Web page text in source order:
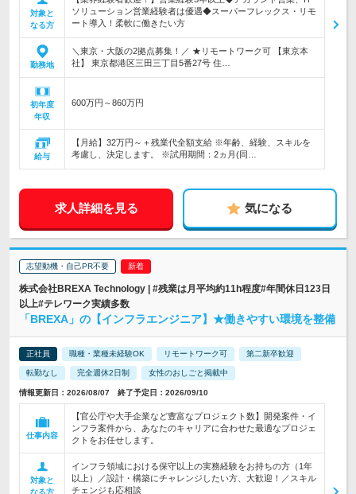
対象と
なる方
ソリューション営業経験者は優遇◆スーパーフレックス・リモ
ート導入！柔軟に働きたい方
勤務地
＼東京・大阪の2拠点募集！／ ★リモートワーク可 【東京本
社】 東京都港区三田三丁目5番27号 住…
初年度
年収
600万円～860万円
給与
【月給】32万円～＋残業代全額支給 ※年齢、経験、スキルを
考慮し、決定します。 ※試用期間：2ヵ月(同…
求人詳細を見る 気になる
志望動機・自己PR不要
株式会社BREXA Technology | #残業は月平均約11h程度#年間休日123日
以上#テレワーク実績多数
「BREXA」の【インフラエンジニア】★働きやすい環境を整備
正社員 職種・業種未経験OK リモートワーク可 第二新卒歓迎
転勤なし 完全週休2日制 女性のおしごと掲載中
情報更新日：2026/08/07 終了予定日：2026/09/10
仕事内容
【官公庁や大手企業など豊富なプロジェクト数】開発案件・イ
ンフラ案件から、あなたのキャリアに合わせた最適なプロジェ
クトをお任せします。
対象と
なる方
インフラ領域における保守以上の実務経験をお持ちの方（1年
以上）／設計・構築にチャレンジしたい方、大歓迎！／スキル
チェンジも応相談